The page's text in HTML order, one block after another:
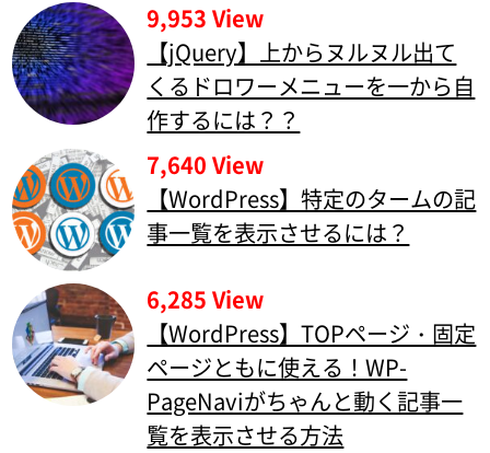
9,953 View
【jQuery】上からヌルヌル出て
くるドロワーメニューを一から自
作するには？？
7,640 View
【WordPress】特定のタームの記
事一覧を表示させるには？
6,285 View
【WordPress】TOPページ・固定
ページともに使える！WP-
PageNaviがちゃんと動く記事一
覧を表示させる方法